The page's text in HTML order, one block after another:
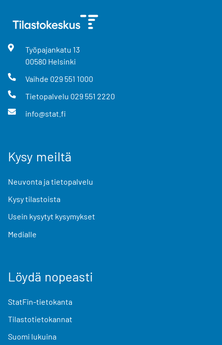
Työpajankatu 13
00580 Helsinki
Vaihde 029 551 1000
Tietopalvelu 029 551 2220
info@stat.fi
Kysy meiltä
Neuvonta ja tietopalvelu
Kysy tilastoista
Usein kysytyt kysymykset
Medialle
Löydä nopeasti
StatFin-tietokanta
Tilastotietokannat
Suomi lukuina